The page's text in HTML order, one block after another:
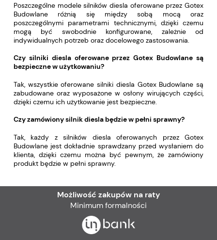
Poszczególne modele silników diesla oferowane przez Gotex
Budowlane różnią się między sobą mocą oraz
poszczególnymi parametrami technicznymi, dzięki czemu
mogą być swobodnie konfigurowane, zależnie od
indywidualnych potrzeb oraz docelowego zastosowania.
Czy silniki diesla oferowane przez Gotex Budowlane są
bezpieczne w użytkowaniu?
Tak, wszystkie oferowane silniki diesla Gotex Budowlane są
zabudowane oraz wyposażone w osłony wirujących części,
dzięki czemu ich użytkowanie jest bezpieczne.
Czy zamówiony silnik diesla będzie w pełni sprawny?
Tak, każdy z silników diesla oferowanych przez Gotex
Budowlane jest dokładnie sprawdzany przed wysłaniem do
klienta, dzięki czemu można być pewnym, że zamówiony
produkt będzie w pełni sprawny.
Możliwość zakupów na raty
Minimum formalności